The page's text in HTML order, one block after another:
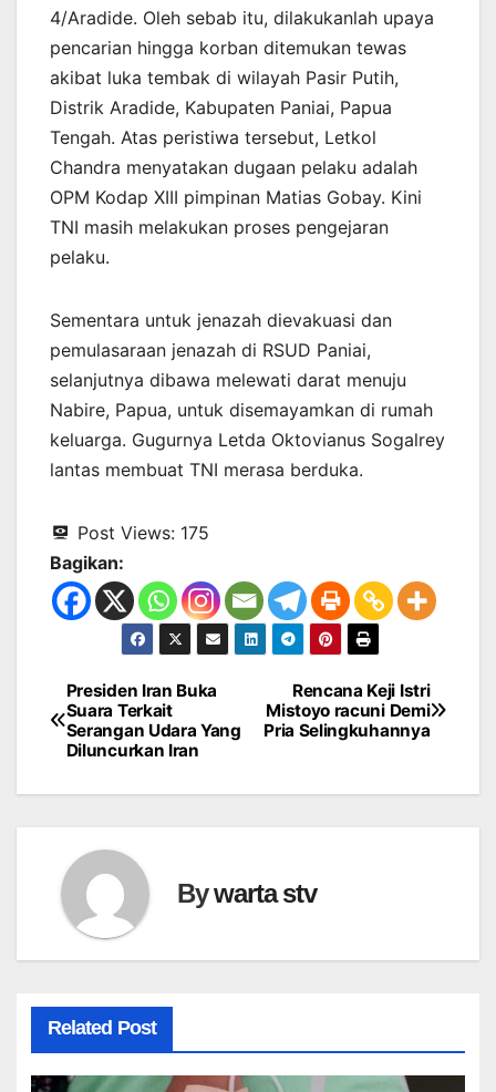
4/Aradide. Oleh sebab itu, dilakukanlah upaya
pencarian hingga korban ditemukan tewas
akibat luka tembak di wilayah Pasir Putih,
Distrik Aradide, Kabupaten Paniai, Papua
Tengah. Atas peristiwa tersebut, Letkol
Chandra menyatakan dugaan pelaku adalah
OPM Kodap XIII pimpinan Matias Gobay. Kini
TNI masih melakukan proses pengejaran
pelaku.
Sementara untuk jenazah dievakuasi dan
pemulasaraan jenazah di RSUD Paniai,
selanjutnya dibawa melewati darat menuju
Nabire, Papua, untuk disemayamkan di rumah
keluarga. Gugurnya Letda Oktovianus Sogalrey
lantas membuat TNI merasa berduka.
Post Views: 175
Bagikan:
Navigasi
pos
Rencana Keji Istri
Mistoyo racuni Demi
Pria Selingkuhannya
Presiden Iran Buka
Suara Terkait
Serangan Udara Yang
Diluncurkan Iran
Bywarta stv
Related Post